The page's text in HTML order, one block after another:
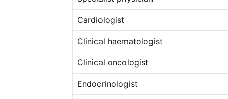
Cardiologist
Clinical haematologist
Clinical oncologist
Endocrinologist